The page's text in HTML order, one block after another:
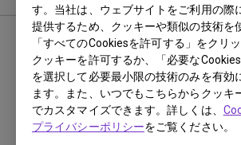
す。当社は、ウェブサイトをご利用の際
提供するため、クッキーや類似の技術を
「すべてのCookiesを許可する」をクリ
クッキーを許可するか、「必要なCookies
を選択して必要最小限の技術のみを有効
ます。また、いつでもこちらからクッキ
でカスタマイズできます。詳しくは、
プライバシーポリシーをご覧ください。
液晶モニター
保証期間
3年保証（パネル・バックライトは1年